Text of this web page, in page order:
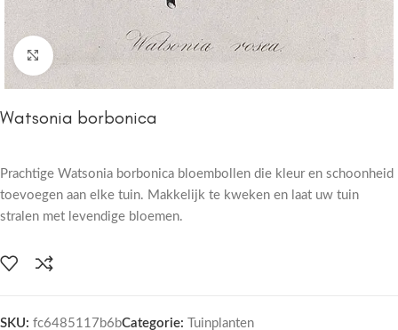
Click to enlarge
Watsonia borbonica
Prachtige Watsonia borbonica bloembollen die kleur en schoonheid
toevoegen aan elke tuin. Makkelijk te kweken en laat uw tuin
stralen met levendige bloemen.
SKU: fc6485117b6bCategorie: Tuinplanten